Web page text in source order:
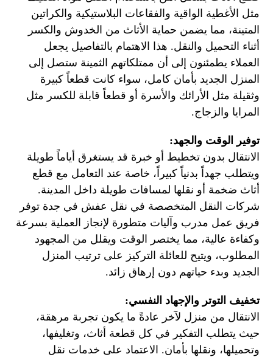
مثل الأغطية الواقية والفقاعات البلاستيكية والكراتين
المتينة، مما يضمن حماية الأثاث من الخدوش والكسر
أثناء التحميل والنقل. هذا الاهتمام بالتفاصيل يجعل
العملاء يطمئنون إلى أن ممتلكاتهم الثمينة ستصل إلى
المنزل الجديد بأمان كامل، سواء كانت قطعاً كبيرة
وثقيلة مثل الأرائك والأسرة أو قطعاً قابلة للكسر مثل
المرايا والزجاج.
توفير الوقت والجهد:
الانتقال بدون تخطيط أو خبرة قد يستغرق أياماً طويلة
ويتطلب جهداً بدنياً كبيراً، خاصة عند التعامل مع قطع
أثاث ضخمة أو نقلها لمسافات طويلة داخل المدينة.
شركات النقل المتخصصة في نقل عفش في جدة توفر
فريق عمل مدرب وآليات متطورة لإنجاز العملية بسرعة
وكفاءة عالية، مما يختصر الوقت ويقلل من المجهود
المطلوب، ويتيح للعائلة التركيز على ترتيب المنزل
الجديد وبدء حياتهم دون إرهاق زائد.
تخفيف التوتر والإجهاد النفسي:
الانتقال من منزل لآخر عادةً ما يكون تجربة مرهقة،
حيث يتطلب التفكير في كل قطعة أثاث، وتغليفها،
وتحميلها، ونقلها بأمان. الاعتماد على خدمات نقل